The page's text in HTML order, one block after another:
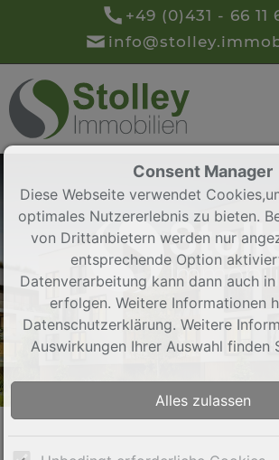
+49 (0)431 - 66 11
Consent Manager
Diese Webseite verwendet
optimales Nutzererlebnis zu bieten.
von Drittanbietern werden nur
entsprechende Option
Datenverarbeitung kann dann auch
erfolgen. Weitere Informationen
Datenschutzerklärung. Weitere
Auswirkungen Ihrer Auswahl finden